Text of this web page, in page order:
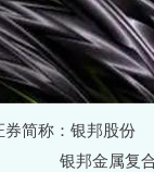
简称：银邦
属复合材料股
200.89